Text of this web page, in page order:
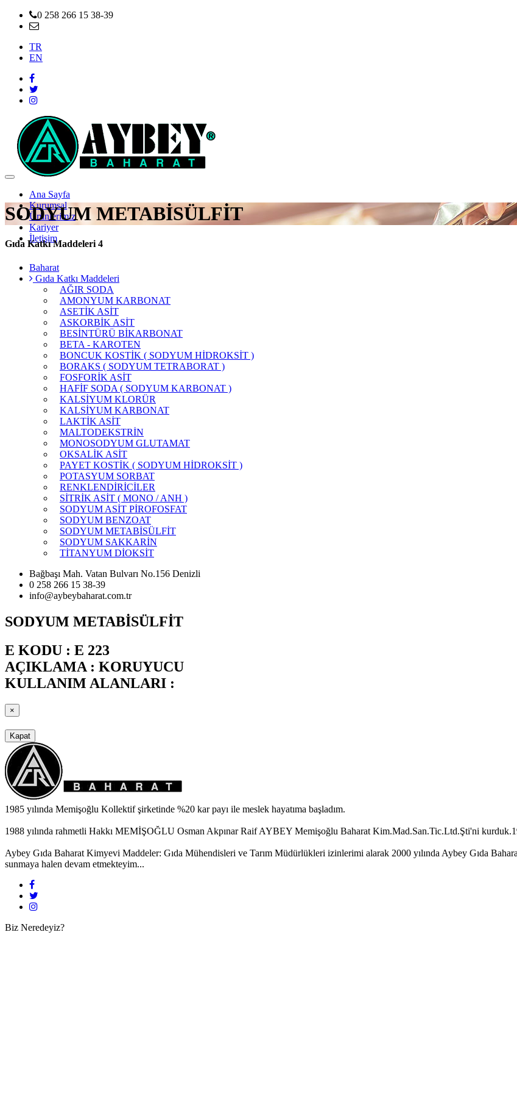
0 258 266 15 38-39
TR
EN
Ana Sayfa
Kurumsal
Ürünlerimiz
Kariyer
İletişim
SODYUM METABİSÜLFİT
Gıda Katkı Maddeleri 4
Baharat
Gıda Katkı Maddeleri
AĞIR SODA
AMONYUM KARBONAT
ASETİK ASİT
ASKORBİK ASİT
BESİNTÜRÜ BİKARBONAT
BETA - KAROTEN
BONCUK KOSTİK ( SODYUM HİDROKSİT )
BORAKS ( SODYUM TETRABORAT )
FOSFORİK ASİT
HAFİF SODA ( SODYUM KARBONAT )
KALSİYUM KLORÜR
KALSİYUM KARBONAT
LAKTİK ASİT
MALTODEKSTRİN
MONOSODYUM GLUTAMAT
OKSALİK ASİT
PAYET KOSTİK ( SODYUM HİDROKSİT )
POTASYUM SORBAT
RENKLENDİRİCİLER
SİTRİK ASİT ( MONO / ANH )
SODYUM ASİT PİROFOSFAT
SODYUM BENZOAT
SODYUM METABİSÜLFİT
SODYUM SAKKARİN
TİTANYUM DİOKSİT
Bağbaşı Mah. Vatan Bulvarı No.156 Denizli
0 258 266 15 38-39
info@aybeybaharat.com.tr
SODYUM METABİSÜLFİT
E KODU : E 223
AÇIKLAMA : KORUYUCU
KULLANIM ALANLARI :
×
Kapat
1985 yılında Memişoğlu Kollektif şirketinde %20 kar payı ile meslek hayatıma başladım.
1988 yılında rahmetli Hakkı MEMİŞOĞLU Osman Akpınar Raif AYBEY Memişoğlu Baharat Kim.Mad.San.Tic.Ltd.Şti'ni
Aybey Gıda Baharat Kimyevi Maddeler: Gıda Mühendisleri ve Tarım Müdürlükleri izinlerimi alarak 2000 yılında Aybey Gıda
sunmaya halen devam etmekteyim...
Biz Neredeyiz?